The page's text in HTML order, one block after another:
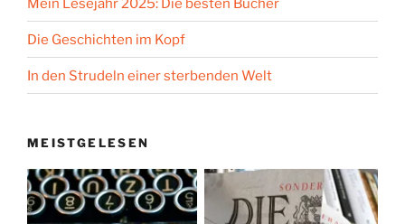
Mein Lesejahr 2025: Die besten Bücher
Die Geschichten im Kopf
In den Strudeln einer sterbenden Welt
MEISTGELESEN